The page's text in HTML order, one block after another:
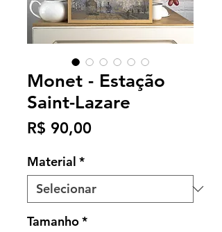
Monet - Estação
Saint-Lazare
R$ 90,00Preço
Material *
Tamanho*